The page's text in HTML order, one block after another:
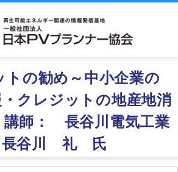
トの勧め～中小企業の
クレジットの地産地消
師： 長谷川電気工業
長谷川 礼 氏